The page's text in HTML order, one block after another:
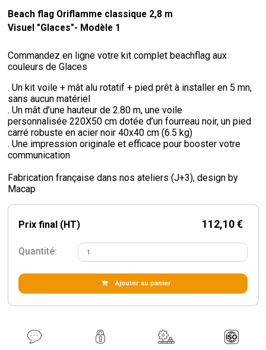
Beach flag Oriflamme classique 2,8 m
Visuel "Glaces"- Modèle 1
Commandez en ligne votre kit complet beachflag aux
couleurs de Glaces
. Un kit voile + mât alu rotatif + pied prêt à installer en 5 mn,
sans aucun matériel
. Un mât d’une hauteur de 2.80 m, une voile
personnalisée 220X50 cm dotée d’un fourreau noir, un pied
carré robuste en acier noir 40x40 cm (6.5 kg)
. Une impression originale et efficace pour booster votre
communication
Fabrication française dans nos ateliers (J+3), design by
Macap
Prix final (HT) 112,10 €
Quantité:
Ajouter au panier